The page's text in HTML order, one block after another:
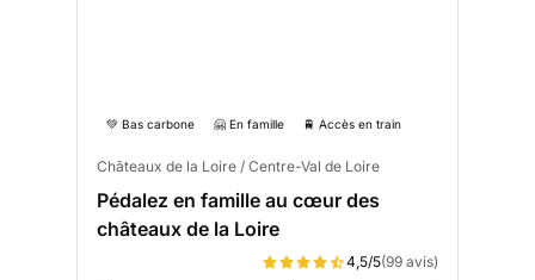
💚 Bas carbone 🤗 En famille 🚆 Accès en train
Châteaux de la Loire / Centre-Val de Loire
Pédalez en famille au cœur des
châteaux de la Loire
4,5/5(99 avis)